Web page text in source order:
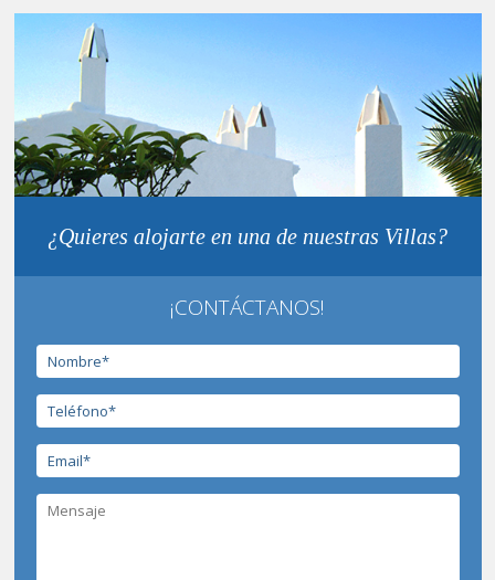
¿Quieres alojarte en una de nuestras Villas?
¡CONTÁCTANOS!